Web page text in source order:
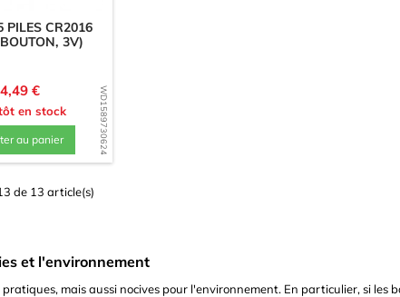
WD1589730624
PILES CR2016
3V)
Prix
4,49 €
en stock
au panier
de 13 article(s)
et l'environnement
pratiques, mais aussi nocives pour l'environnement. En particulier, si